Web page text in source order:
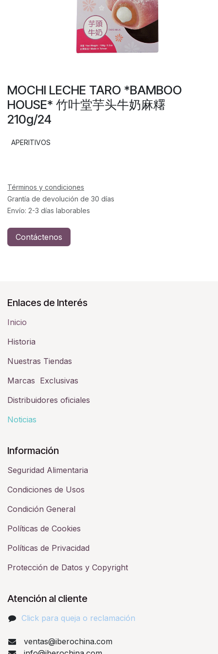
MOCHI LECHE TARO *BAMBOO
HOUSE* 竹叶堂芋头牛奶麻糬
210g/24
APERITIVOS
Términos y condiciones
Grantía de devolución de 30 días
Envío: 2-3 días laborables
Contáctenos
Enlaces de Interés
Inicio
Historia​
Nuestras Tiendas
Marcas Exclusivas
Distribuidores oficiales
Noticias
Información
Seguridad Alimentaria
Condiciones de Usos
Condición General
Políticas de Cookies
Políticas de Privacidad
Protección de Datos y Copyright
Atención al cliente
Click para queja o reclamación​
ventas@iberochina.com